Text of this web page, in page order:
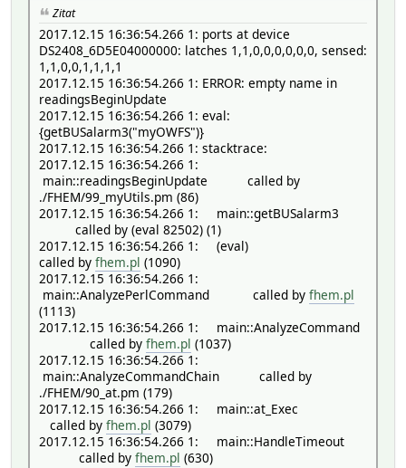
return undef;
}
Zitat
2017.12.15 16:36:54.266 1: ports at device
DS2408_6D5E04000000: latches 1,1,0,0,0,0,0,0, sensed:
1,1,0,0,1,1,1,1
2017.12.15 16:36:54.266 1: ERROR: empty name in
readingsBeginUpdate
2017.12.15 16:36:54.266 1: eval:
{getBUSalarm3("myOWFS")}
2017.12.15 16:36:54.266 1: stacktrace:
2017.12.15 16:36:54.266 1:
main::readingsBeginUpdate called by
./FHEM/99_myUtils.pm (86)
2017.12.15 16:36:54.266 1: main::getBUSalarm3
called by (eval 82502) (1)
2017.12.15 16:36:54.266 1: (eval)
called by fhem.pl (1090)
2017.12.15 16:36:54.266 1:
main::AnalyzePerlCommand called by fhem.pl
(1113)
2017.12.15 16:36:54.266 1: main::AnalyzeCommand
called by fhem.pl (1037)
2017.12.15 16:36:54.266 1:
main::AnalyzeCommandChain called by
./FHEM/90_at.pm (179)
2017.12.15 16:36:54.266 1: main::at_Exec
called by fhem.pl (3079)
2017.12.15 16:36:54.266 1: main::HandleTimeout
called by fhem.pl (630)